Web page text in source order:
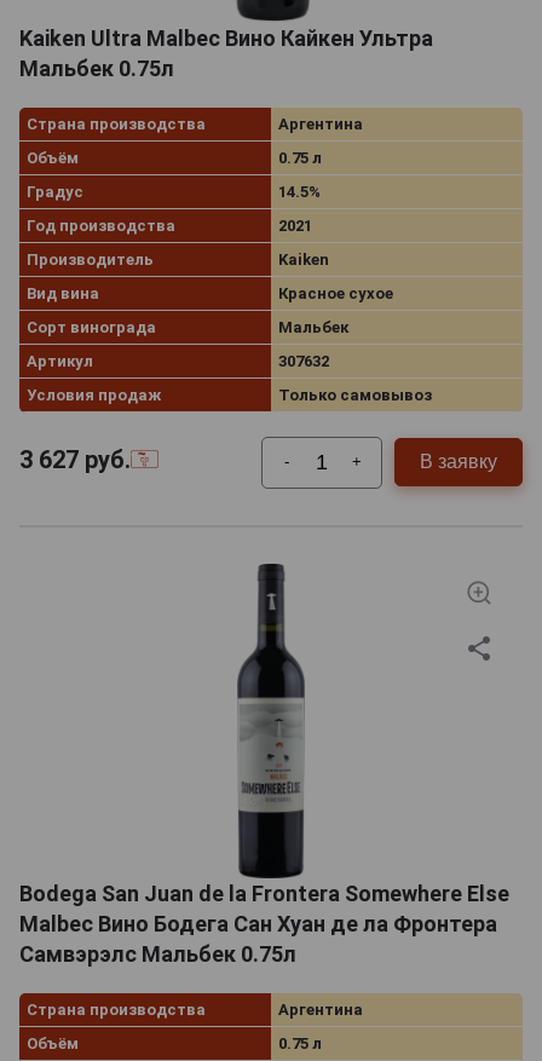
Kaiken Ultra Malbec Вино Кайкен Ультра
Мальбек 0.75л
Страна производства
Аргентина
Объём
0.75 л
Градус
14.5%
Год производства
2021
Производитель
Kaiken
Вид вина
Красное сухое
Сорт винограда
Мальбек
Артикул
307632
Условия продаж
Только самовывоз
3 627 руб. - + В заявку
Bodega San Juan de la Frontera Somewhere Else
Malbec Вино Бодега Сан Хуан де ла Фронтера
Самвэрэлс Мальбек 0.75л
Страна производства
Аргентина
Объём
0.75 л